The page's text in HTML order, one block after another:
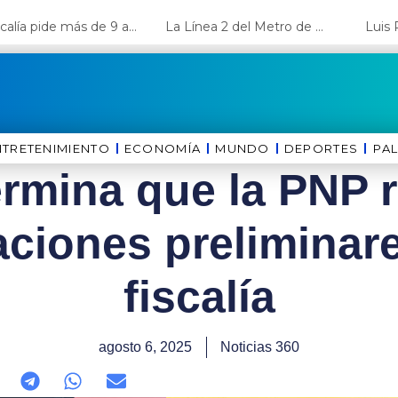
Fiscalía pide más de 9 años de cárcel para el diputado de oposición Harvey Colchado La Línea 2 del Metro de Lima y el Ramal 4 alcanzan un avance del 80%
ECONOMÍA MUNDO DEPORTES
que la PNP
fiscalía
agosto 6, 2025 Noticias 360